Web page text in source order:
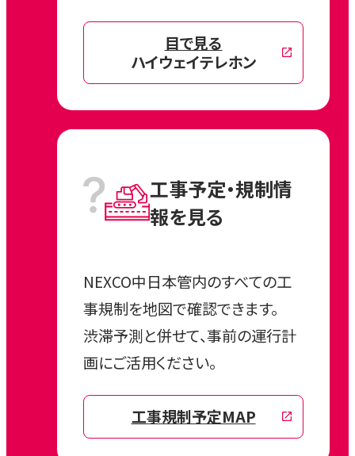
目で見る
ハイウェイテレホン
工事予定・規制情
報を見る
NEXCO中日本管内のすべての工
事規制を地図で確認できます。
渋滞予測と併せて、事前の運行計
画にご活用ください。
工事規制予定MAP